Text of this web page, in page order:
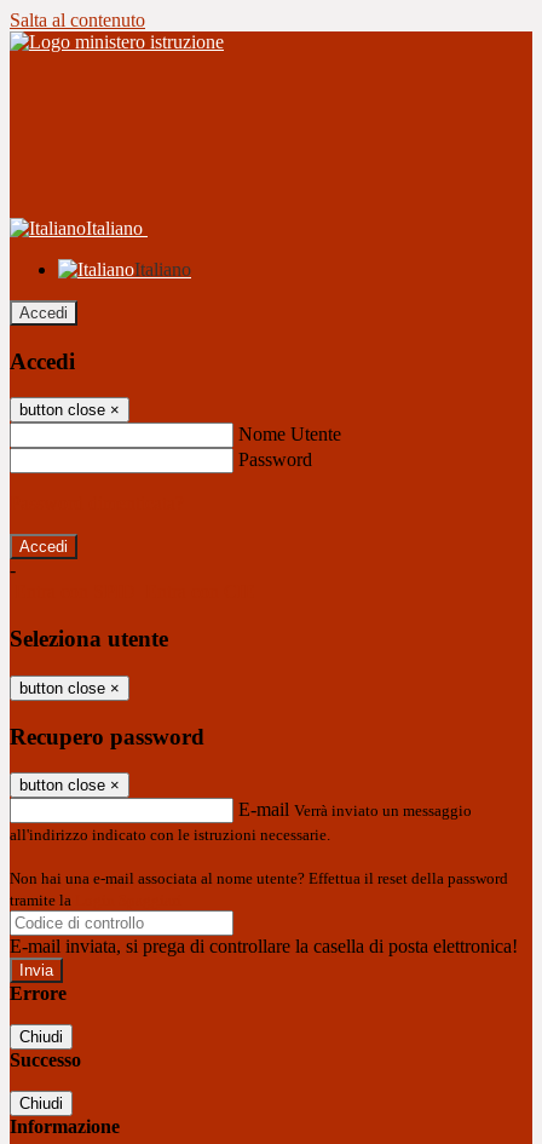
Salta al contenuto
Italiano
Italiano
Accedi
Accedi
button close ×
Nome Utente
Password
-
Seleziona utente
button close ×
Recupero password
button close ×
E-mail Verrà inviato un messaggio
all'indirizzo indicato con le istruzioni necessarie.
Non hai una e-mail associata al nome utente? Effettua il reset della password
tramite la
E-mail inviata, si prega di controllare la casella di posta elettronica!
Errore
Chiudi
Successo
Chiudi
Informazione